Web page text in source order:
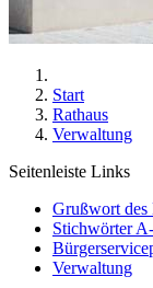
Start
Rathaus
Verwaltung
Seitenleiste Links
Grußwort des
Stichwörter
Verwaltung